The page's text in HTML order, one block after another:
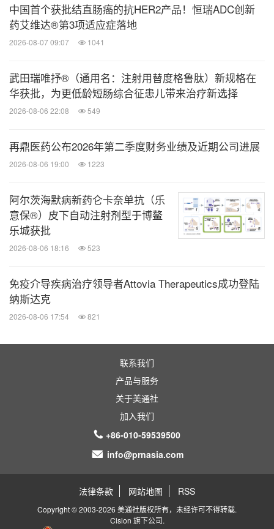
中国首个获批结直肠癌的抗HER2产品！恒瑞ADC创新
药艾维达®第3项适应症落地
2026-08-07 09:07 1041
武田瑞唯抒®（通用名：注射用替度格鲁肽）新规格在
华获批，为更低龄短肠综合征患儿带来治疗新选择
2026-08-06 22:08 549
再鼎医药公布2026年第二季度财务业绩及近期公司进展
2026-08-06 19:00 1223
阿尔茨海默病新药仑卡奈单抗（乐
意保®）皮下自动注射剂型于博鳌
乐城获批
2026-08-06 18:16 523
免疫介导疾病治疗领导者Attovia Therapeutics成功登陆
纳斯达克
2026-08-06 17:54 821
联系我们
产品与服务
关于美通社
加入我们
+86-010-59539500
info@prnasia.com
法律条款 网站地图 RSS
Copyright © 2003-2026 美通社版权所有，未经许可不得转载.
Cision 旗下公司.